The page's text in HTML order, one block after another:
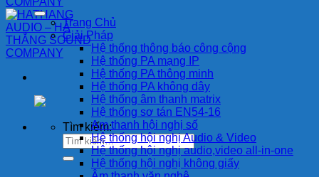
Tìm kiếm:
Trang Chủ
Giải Pháp
Hệ thống thông báo công cộng
Hệ thống PA mạng IP
Hệ thống PA thông minh
Hệ thống PA không dây
Hệ thống âm thanh matrix
Hệ thống sơ tán EN54-16
Am thanh hội nghị số
Hệ thống hội nghị Audio & Video
Hệ thống hội nghị audio,video all-in-one
Hệ thống hội nghị không giấy